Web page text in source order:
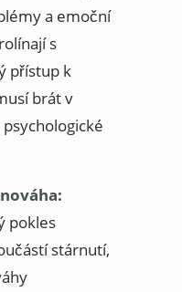
a emoční
s
přístup k
brát v
pokles
stárnutí,